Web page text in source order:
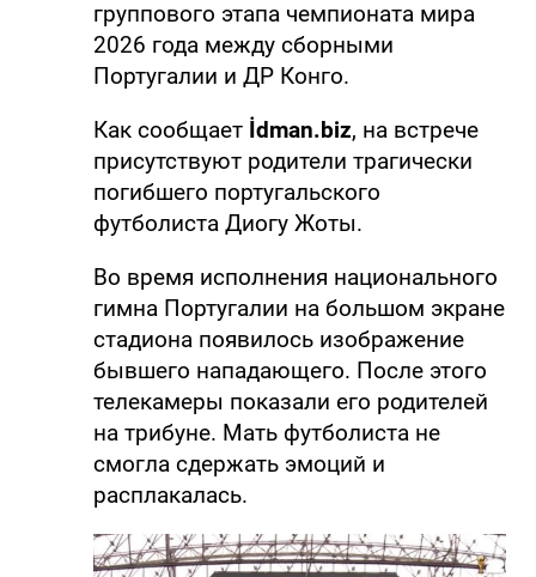
группового этапа чемпионата мира
2026 года между сборными
Португалии и ДР Конго.
Как сообщает İdman.biz, на встрече
присутствуют родители трагически
погибшего португальского
футболиста Диогу Жоты.
Во время исполнения национального
гимна Португалии на большом экране
стадиона появилось изображение
бывшего нападающего. После этого
телекамеры показали его родителей
на трибуне. Мать футболиста не
смогла сдержать эмоций и
расплакалась.